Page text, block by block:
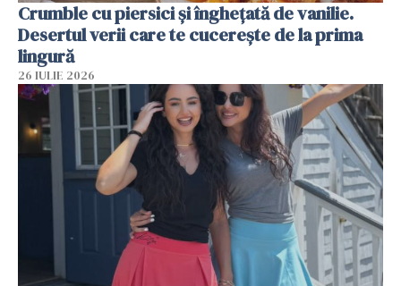
Crumble cu piersici și înghețată de vanilie.
Desertul verii care te cucerește de la prima
lingură
26 IULIE 2026